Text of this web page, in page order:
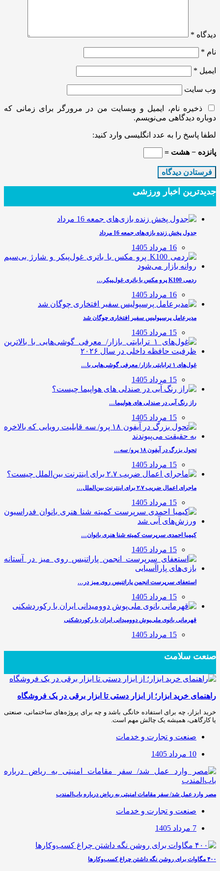
دیدگاه *
نام *
ایمیل *
وب‌ سایت
ذخیره نام، ایمیل و وبسایت من در مرورگر برای زمانی که
دوباره دیدگاهی می‌نویسم.
لطفا پاسخ را به عدد انگلیسی وارد کنید:
پانزده − هشت =
جدیدترین‌ اخبار ورزشی
جدول پخش زنده بازی‌های جمعه 16 مرداد
16 مرداد 1405
ردمی K100 پرو مکس با باتری غول‌پیکر…
16 مرداد 1405
مدیرعامل پرسپولیس سفیر افتخاری چوگان شد
15 مرداد 1405
غول‌های ۱ ترابایتی بازار/ معرفی گوشی‌هایی با…
15 مرداد 1405
راز رنگ آبی در صندلی های هواپیما…
15 مرداد 1405
تحول بزرگ در آیفون ۱۸ پرو/ سه…
15 مرداد 1405
ماجرای اعمال ضریب ۲.۷ برای اینترنت بین‌الملل…
15 مرداد 1405
کیمیا احمدی سرپرست کمیته شنا هنری بانوان…
15 مرداد 1405
استعفای سرپرست انجمن پاراتنیس روی میز در…
15 مرداد 1405
قهرمانی بانوی ملی‌پوش دوومیدانی ایران با رکوردشکنی
15 مرداد 1405
صنعت سلامت
راهنمای خرید ابزار؛ از ابزار دستی تا ابزار برقی در یک فروشگاه
خرید ابزار، چه برای استفاده خانگی باشد و چه برای پروژه‌های ساختمانی، صنعتی
یا کارگاهی، همیشه یک چالش مهم است.
صنعت و تجارت و خدمات
10 مرداد 1405
مصر وارد عمل شد/ سفر مقامات امنیتی به ریاض درباره باب‌المندب
صنعت و تجارت و خدمات
7 مرداد 1405
۴۰۰ مگاوات برای روشن نگه داشتن چراغ کسب‌وکار‌ها